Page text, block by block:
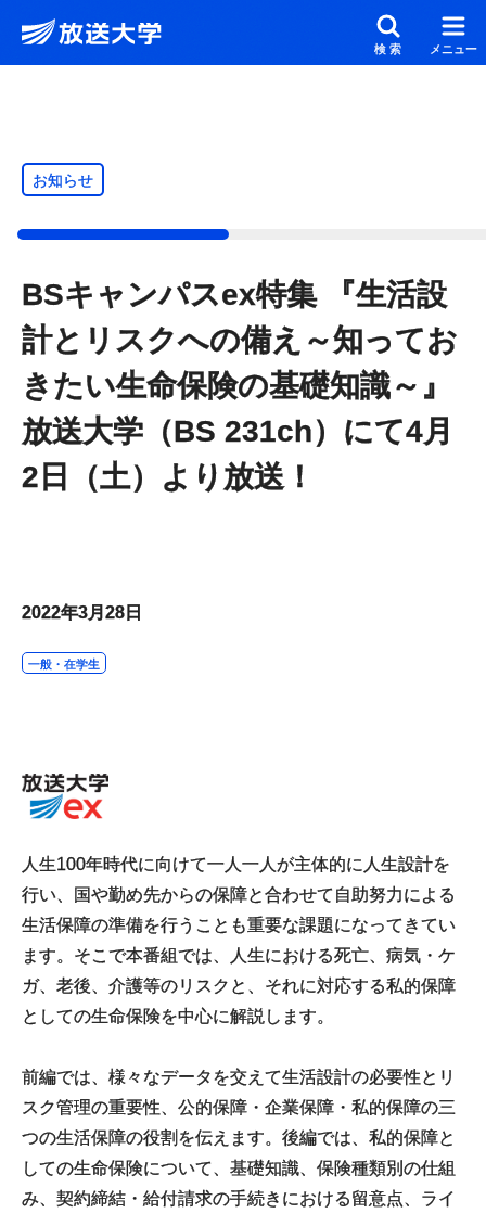
メインコンテンツにスキップ
検索 メニュー
お知らせ
BSキャンパスex特集 『生活設
計とリスクへの備え～知ってお
きたい生命保険の基礎知識～』
放送大学（BS 231ch）にて4月
2日（土）より放送！
2022年3月28日
一般・在学生
人生100年時代に向けて一人一人が主体的に人生設計を
行い、国や勤め先からの保障と合わせて自助努力による
生活保障の準備を行うことも重要な課題になってきてい
ます。そこで本番組では、人生における死亡、病気・ケ
ガ、老後、介護等のリスクと、それに対応する私的保障
としての生命保険を中心に解説します。
前編では、様々なデータを交えて生活設計の必要性とリ
スク管理の重要性、公的保障・企業保障・私的保障の三
つの生活保障の役割を伝えます。後編では、私的保障と
しての生命保険について、基礎知識、保険種類別の仕組
み、契約締結・給付請求の手続きにおける留意点、ライ